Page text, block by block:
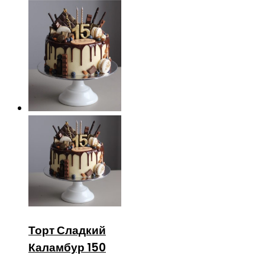
Торт Сладкий
Каламбур 150